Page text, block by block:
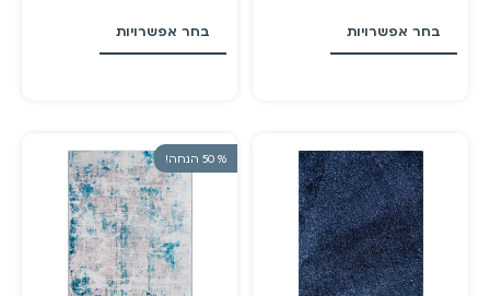
בחר אפשרויות בחר אפשרויות
% 50 הנחה!